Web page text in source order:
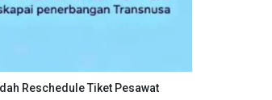
Reschedule Tiket Pesawat